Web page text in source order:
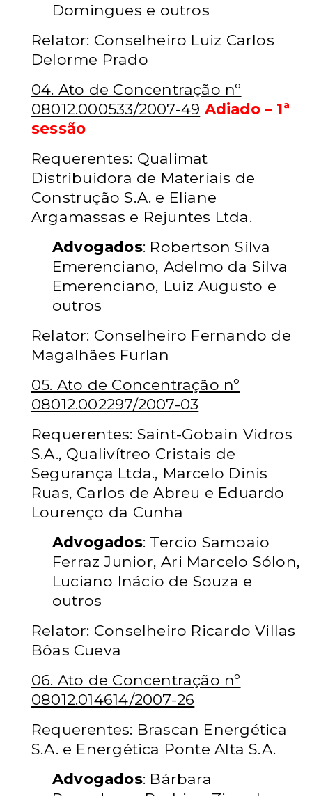
Domingues e outros
Relator: Conselheiro Luiz Carlos
Delorme Prado
04. Ato de Concentração nº
08012.000533/2007-49 Adiado – 1ª
sessão
Requerentes: Qualimat
Distribuidora de Materiais de
Construção S.A. e Eliane
Argamassas e Rejuntes Ltda.
Advogados: Robertson Silva
Emerenciano, Adelmo da Silva
Emerenciano, Luiz Augusto e
outros
Relator: Conselheiro Fernando de
Magalhães Furlan
05. Ato de Concentração nº
08012.002297/2007-03
Requerentes: Saint-Gobain Vidros
S.A., Qualivítreo Cristais de
Segurança Ltda., Marcelo Dinis
Ruas, Carlos de Abreu e Eduardo
Lourenço da Cunha
Advogados: Tercio Sampaio
Ferraz Junior, Ari Marcelo Sólon,
Luciano Inácio de Souza e
outros
Relator: Conselheiro Ricardo Villas
Bôas Cueva
06. Ato de Concentração nº
08012.014614/2007-26
Requerentes: Brascan Energética
S.A. e Energética Ponte Alta S.A.
Advogados: Bárbara